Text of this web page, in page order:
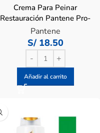
Crema Para Peinar
Restauración Pantene Pro-
V – Frasco 300 ML
Pantene
S/18.50
Añadir al carrito